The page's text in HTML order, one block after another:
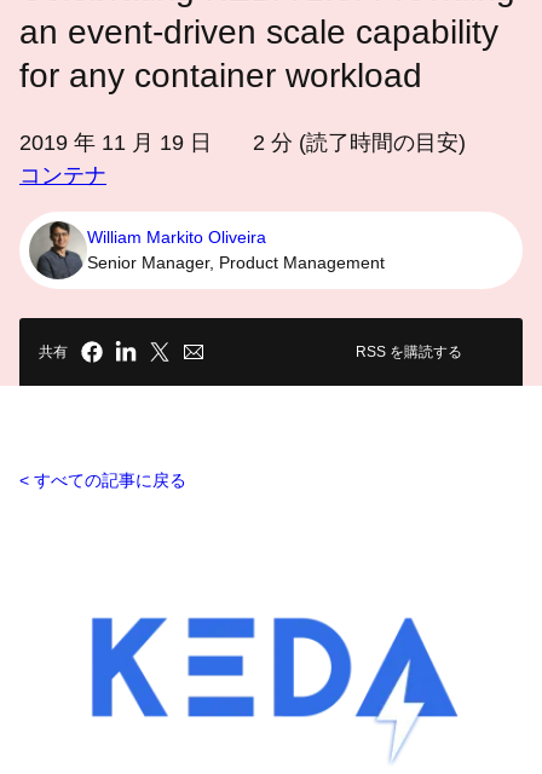
さ
い
an event-driven scale capability
for any container workload
2019 年 11 月 19 日 2 分 (読了時間の目安)
コンテナ
William Markito Oliveira
Senior Manager, Product Management
共有 RSS を購読する
すべての記事に戻る